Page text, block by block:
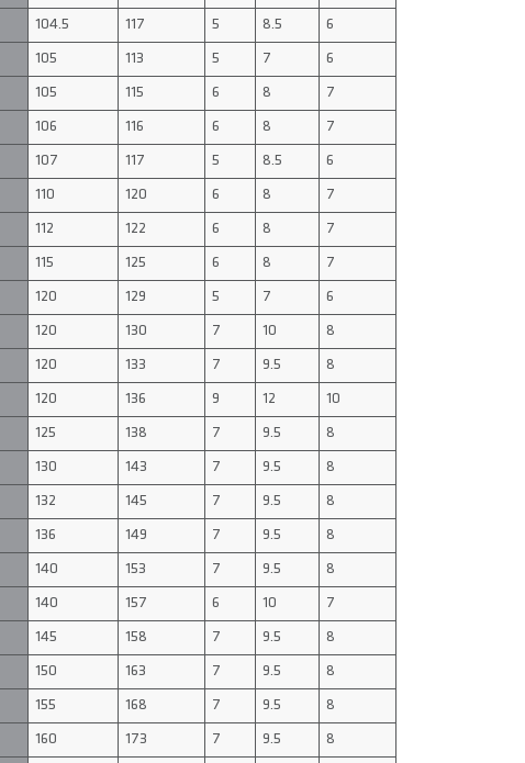
104.5 117 5 8.5 6
105 113 5 7 6
105 115 6 8 7
106 116 6 8 7
107 117 5 8.5 6
110 120 6 8 7
112 122 6 8 7
115 125 6 8 7
120 129 5 7 6
120 130 7 10 8
120 133 7 9.5 8
120 136 9 12 10
125 138 7 9.5 8
130 143 7 9.5 8
132 145 7 9.5 8
136 149 7 9.5 8
140 153 7 9.5 8
140 157 6 10 7
145 158 7 9.5 8
150 163 7 9.5 8
155 168 7 9.5 8
160 173 7 9.5 8